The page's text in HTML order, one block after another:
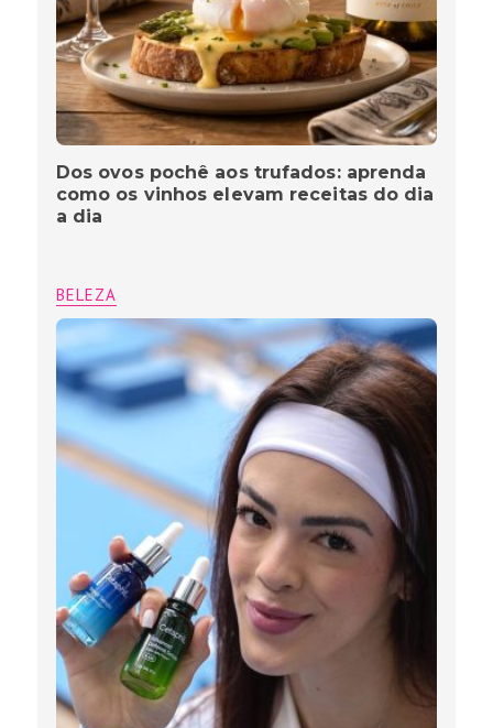
Dos ovos pochê aos trufados: aprenda
como os vinhos elevam receitas do dia
a dia
BELEZA